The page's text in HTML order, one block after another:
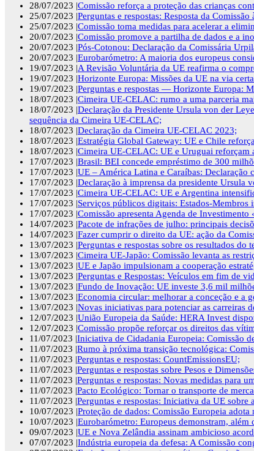
28/07/2023 |Comissão reforça a proteção das crianças
25/07/2023 |Perguntas e respostas: Resposta da
25/07/2023 |Comissão toma medidas para acelerar a
20/07/2023 |Comissão promove a partilha de dados e a
20/07/2023 |Pós-Cotonou: Declaração da Comissária
20/07/2023 |Eurobarómetro: A maioria dos europeus
19/07/2023 |A Revisão Voluntária da UE reafirma o
19/07/2023 |Horizonte Europa: Missões da UE na via
19/07/2023 |Perguntas e respostas — Horizonte Europa:
18/07/2023 |Cimeira UE-CELAC: rumo a uma parceria
18/07/2023 |Declaração da Presidente Ursula von der
sequência da Cimeira UE-CELAC;
18/07/2023 |Declaração da Cimeira UE-CELAC 2023;
18/07/2023 |Estratégia Global Gateway: UE e Chile
18/07/2023 |Cimeira UE-CELAC: UE e Uruguai reforçam
17/07/2023 |Brasil: BEI concede empréstimo de 300
17/07/2023 |UE – América Latina e Caraíbas: Declaração
17/07/2023 |Declaração à imprensa da presidente Ursula
17/07/2023 |Cimeira UE-CELAC: UE e Argentina
17/07/2023 |Serviços públicos digitais: Estados-
17/07/2023 |Comissão apresenta Agenda de
14/07/2023 |Pacote de infrações de julho: principais
14/07/2023 |Fazer cumprir o direito da UE: ação da
13/07/2023 |Perguntas e respostas sobre os resultados
13/07/2023 |Cimeira UE‑Japão: Comissão levanta as
13/07/2023 |UE e Japão impulsionam a cooperação
13/07/2023 |Perguntas e Respostas: Veículos em fim de
13/07/2023 |Fundo de Inovação: UE investe 3,6 mil
13/07/2023 |Economia circular: melhorar a conceção e a
13/07/2023 |Novas iniciativas para potenciar as carreiras
12/07/2023 |União Europeia da Saúde: HERA Invest
12/07/2023 |Comissão propõe reforçar os direitos das
11/07/2023 |Iniciativa de Cidadania Europeia: Comissão
11/07/2023 |Rumo à próxima transição tecnológica:
11/07/2023 |Perguntas e respostas: CountEmissionsEU;
11/07/2023 |Perguntas e respostas sobre Pesos e
11/07/2023 |Perguntas e respostas: Novas medidas para
11/07/2023 |Pacto Ecológico: Tornar o transporte de
11/07/2023 |Perguntas e respostas: Iniciativa da UE
10/07/2023 |Proteção de dados: Comissão Europeia
10/07/2023 |Eurobarómetro: Europeus demonstram,
09/07/2023 |UE e Nova Zelândia assinam ambicioso
07/07/2023 |Indústria europeia da defesa: A Comissão